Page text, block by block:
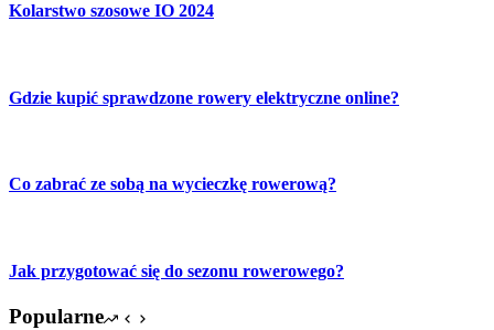
Kolarstwo szosowe IO 2024
Gdzie kupić sprawdzone rowery elektryczne online?
Co zabrać ze sobą na wycieczkę rowerową?
Jak przygotować się do sezonu rowerowego?
Popularne